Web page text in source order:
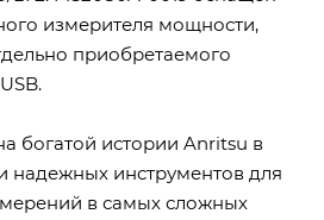
измерителя мощности,
приобретаемого
богатой истории Anritsu в
надежных инструментов для
в самых сложных